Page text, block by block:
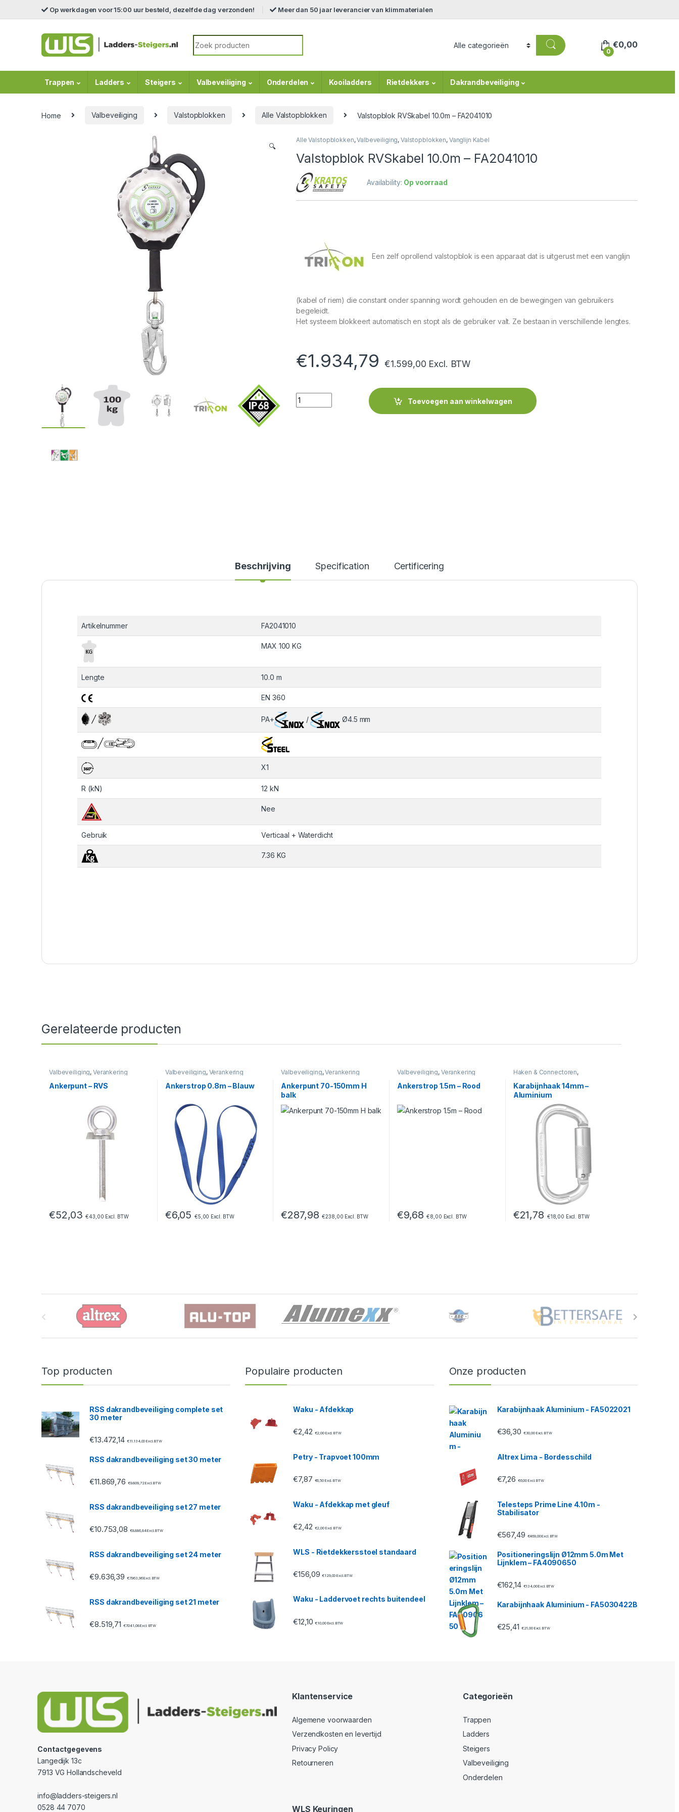
Skip to navigation
Skip to content Op werkdagen voor 15:00 uur besteld, dezelfde dag verzonden! Meer dan 50 jaar leverancier van klimmaterialen
Search for:
0
€0,00
Trappen Ladders Steigers Valbeveiliging Onderdelen Kooiladders Rietdekkers Dakrandbeveiliging
Home Valbeveiliging Valstopblokken Alle Valstopblokken Valstopblok RVSkabel 10.0m – FA2041010
🔍
Alle Valstopblokken,Valbeveiliging,Valstopblokken, Vanglijn Kabel
Valstopblok RVSkabel 10.0m – FA2041010
Availability: Op voorraad
Een zelf oprollend valstopblok is een apparaat dat is uitgerust met een vanglijn
(kabel of riem) die constant onder spanning wordt gehouden en de bewegingen van gebruikers
begeleidt.
Het systeem blokkeert automatisch en stopt als de gebruiker valt. Ze bestaan ​​in verschillende lengtes.
€1.934,79 €1.599,00 Excl. BTW
Quantity
Toevoegen aan winkelwagen
Beschrijving Specification Certificering
Artikelnummer FA2041010
MAX 100 KG
Lengte 10.0 m
EN 360
PA+ / Ø4.5 mm
X1
R (kN) 12 kN
Nee
Gebruik Verticaal + Waterdicht
7.36 KG
Gerelateerde producten
Valbeveiliging, Verankering
Ankerpunt – RVS
€52,03 €43,00 Excl. BTW
Valbeveiliging, Verankering
Ankerstrop 0.8m – Blauw
€6,05 €5,00 Excl. BTW
Valbeveiliging,Verankering
Ankerpunt 70-150mm H
balk
€287,98 €238,00 Excl. BTW
Valbeveiliging, Verankering
Ankerstrop 1.5m – Rood
€9,68 €8,00 Excl. BTW
Haken & Connectoren,
Karabijnhaak 14mm –
Aluminium
€21,78 €18,00 Excl. BTW
Top producten
RSS dakrandbeveiliging complete set
30 meter
€13.472,14 €11.134,00 Excl. BTW
RSS dakrandbeveiliging set 30 meter
€11.869,76 €9.809,72Excl. BTW
RSS dakrandbeveiliging set 27 meter
€10.753,08 €8.886,84Excl. BTW
RSS dakrandbeveiliging set 24 meter
€9.636,39 €7.963,96Excl. BTW
RSS dakrandbeveiliging set 21 meter
€8.519,71 €7.041,08Excl. BTW
Populaire producten
Waku - Afdekkap
€2,42 €2,00Excl. BTW
Petry - Trapvoet 100mm
€7,87 €6,50Excl. BTW
Waku - Afdekkap met gleuf
€2,42 €2,00Excl. BTW
WLS - Rietdekkersstoel standaard
€156,09 €129,00 Excl. BTW
Waku - Laddervoet rechts buitendeel
€12,10 €10,00Excl. BTW
Onze producten
Karabijnhaak Aluminium - FA5022021
€36,30 €30,00Excl. BTW
Altrex Lima - Bordesschild
€7,26 €6,00 Excl. BTW
Telesteps Prime Line 4.10m -
Stabilisator
€567,49 €469,00Excl. BTW
Positioneringslijn Ø12mm 5.0m Met
Lijnklem – FA4090650
€162,14 €134,00Excl. BTW
Karabijnhaak Aluminium - FA5030422B
€25,41 €21,00Excl. BTW
Contactgegevens
Langedijk 13c
7913 VG Hollandscheveld
info@ladders-steigers.nl
0528 44 7070
Klantenservice
Algemene voorwaarden
Verzendkosten en levertijd
Privacy Policy
Retourneren
Categorieën
Trappen
Ladders
Steigers
Valbeveiliging
Onderdelen
WLS Keuringen